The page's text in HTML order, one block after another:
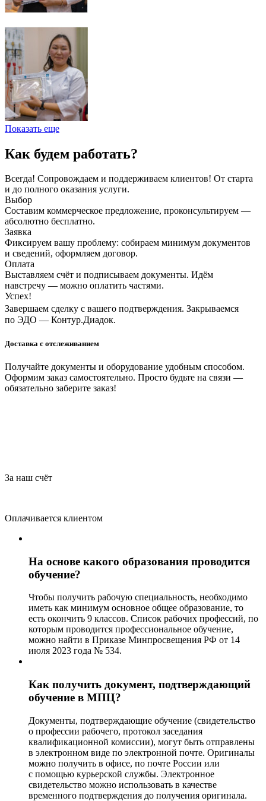
Показать еще
Как будем работать?
Всегда! Сопровождаем и поддерживаем клиентов! От старта
и до полного оказания услуги.
Выбор
Составим коммерческое предложение, проконсультируем —
абсолютно бесплатно.
Заявка
Фиксируем вашу проблему: собираем минимум документов
и сведений, оформляем договор.
Оплата
Выставляем счёт и подписываем документы. Идём
навстречу — можно оплатить частями.
Успех!
Завершаем сделку с вашего подтверждения. Закрываемся
по ЭДО — Контур.Диадок.
Доставка с отслеживанием
Получайте документы и оборудование удобным способом.
Оформим заказ самостоятельно. Просто будьте на связи —
обязательно заберите заказ!
За наш счёт
Оплачивается клиентом
На основе какого образования проводится
обучение?
Чтобы получить рабочую специальность, необходимо
иметь как минимум основное общее образование, то
есть окончить 9 классов. Список рабочих профессий, по
которым проводится профессиональное обучение,
можно найти в Приказе Минпросвещения РФ от 14
июля 2023 года № 534.
Как получить документ, подтверждающий
обучение в МПЦ?
Документы, подтверждающие обучение (свидетельство
о профессии рабочего, протокол заседания
квалификационной комиссии), могут быть отправлены
в электронном виде по электронной почте. Оригиналы
можно получить в офисе, по почте России или
с помощью курьерской службы. Электронное
свидетельство можно использовать в качестве
временного подтверждения до получения оригинала.